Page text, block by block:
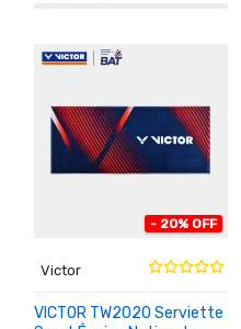
- 20% OFF
Victor
VICTOR TW2020 Serviette